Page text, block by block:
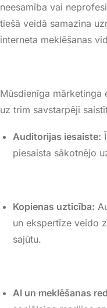
neesamība vai
tiešā veidā samazina
interneta meklēšanas
Mūsdienīga mārketinga
uz trim savstarpēji
Auditorijas iesaiste:
piesaista sākotnējo
Kopienas uzticība:
un ekspertīze veido
sajūtu.
AI un meklēšanas